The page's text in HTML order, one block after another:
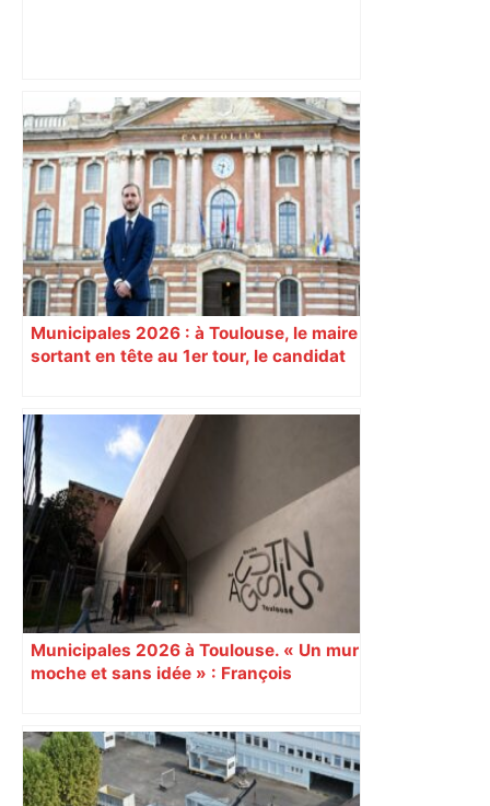
Près de Toulouse : dans cette zone
économique, un axe majeur va être
fermé en fin de soirée, voici les
déviations – Actu.fr
Municipales 2026 : à Toulouse, le maire
sortant en tête au 1er tour, le candidat
Municipales 2026 à Toulouse. « Un mur
moche et sans idée » : François
Augustins